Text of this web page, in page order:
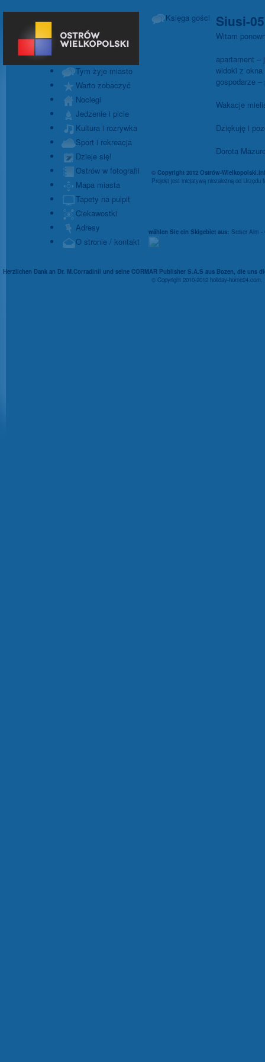
Tym żyje miasto
Warto zobaczyć
Noclegi
Jedzenie i picie
Kultura i rozrywka
Sport i rekreacja
Dzieje się!
Ostrów w fotografii
Mapa miasta
Tapety na pulpit
Ciekawostki
Adresy
O stronie / kontakt
Księga gości Siusi-05
Witam
apartament –
widoki z
gospodarze
Wakacje
Dziękuję i
Dorota
© Copyright 2012 Ostrów-
Projekt jest inicjatywą niezależną od
wählen Sie ein Skigebiet aus: Seiser Alm -
Herzlichen Dank an Dr. M.Corradinii und seine CORMAR Publisher S.A.S aus Bozen, die uns
© Copyright 2010-2012 holiday-home24.com.